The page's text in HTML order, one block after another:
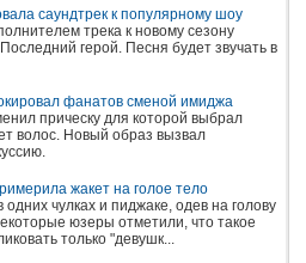
саундтрек к популярному шоу
трека к новому сезону
герой. Песня будет звучать в
фанатов сменой имиджа
прическу для которой выбрал
волос. Новый образ вызвал
жакет на голое тело
одних чулках и пиджаке, одев на голову
юзеры отметили, что такое
только "девушк...